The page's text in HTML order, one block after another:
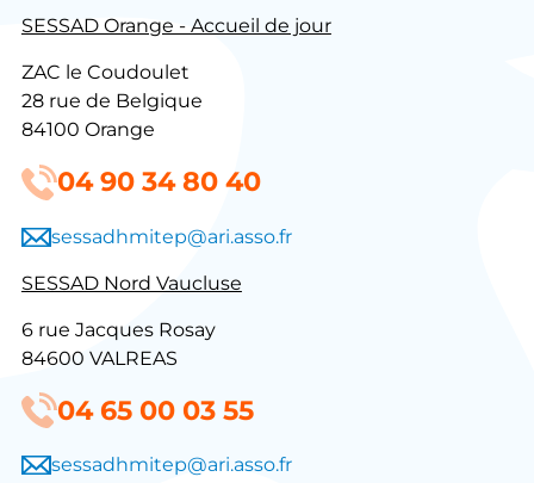
SESSAD Orange - Accueil de jour
ZAC le Coudoulet
28 rue de Belgique
84100 Orange
04 90 34 80 40
sessadhmitep@ari.asso.fr
SESSAD Nord Vaucluse
6 rue Jacques Rosay
84600 VALREAS
04 65 00 03 55
sessadhmitep@ari.asso.fr